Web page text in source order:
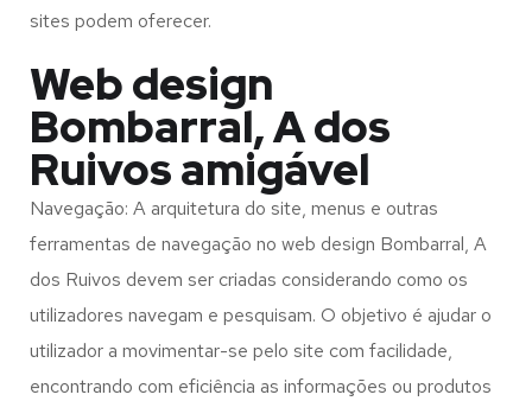
sites podem oferecer.
Web design
Bombarral, A dos
Ruivos amigável
Navegação: A arquitetura do site, menus e outras
ferramentas de navegação no web design Bombarral, A
dos Ruivos devem ser criadas considerando como os
utilizadores navegam e pesquisam. O objetivo é ajudar o
utilizador a movimentar-se pelo site com facilidade,
encontrando com eficiência as informações ou produtos